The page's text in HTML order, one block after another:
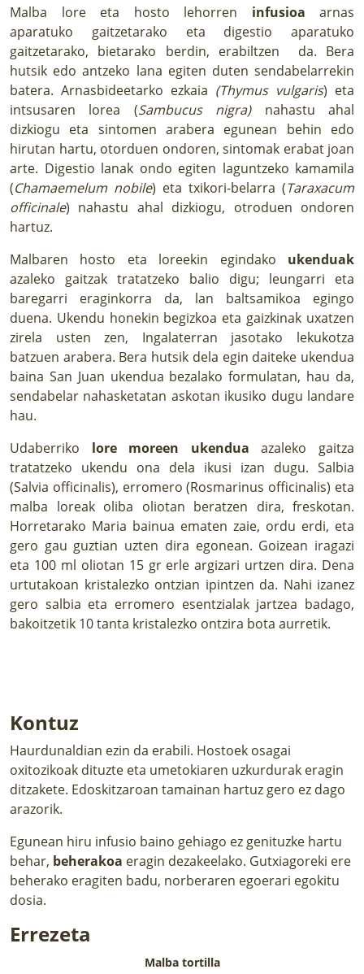
Malba lore eta hosto lehorren infusioa arnas
aparatuko gaitzetarako eta digestio aparatuko
gaitzetarako, bietarako berdin, erabiltzen da. Bera
hutsik edo antzeko lana egiten duten sendabelarrekin
batera. Arnasbideetarko ezkaia (Thymus vulgaris) eta
intsusaren lorea (Sambucus nigra)nahastu ahal
dizkiogu eta sintomen arabera egunean behin edo
hirutan hartu, otorduen ondoren, sintomak erabat joan
arte. Digestio lanak ondo egiten laguntzeko kamamila
(Chamaemelum nobile) eta txikori-belarra (Taraxacum
officinale) nahastu ahal dizkiogu, otroduen ondoren
hartuz.
Malbaren hosto eta loreekin egindako ukenduak
azaleko gaitzak tratatzeko balio digu; leungarri eta
baregarri eraginkorra da, lan baltsamikoa egingo
duena. Ukendu honekin begizkoa eta gaizkinak uxatzen
zirela usten zen, Ingalaterran jasotako lekukotza
batzuen arabera. Bera hutsik dela egin daiteke ukendua
baina San Juan ukendua bezalako formulatan, hau da,
sendabelar nahasketatan askotan ikusiko dugu landare
hau.
Udaberriko lore moreen ukendua azaleko gaitza
tratatzeko ukendu ona dela ikusi izan dugu. Salbia
(Salvia officinalis), erromero (Rosmarinus officinalis) eta
malba loreak oliba oliotan beratzen dira, freskotan.
Horretarako Maria bainua ematen zaie, ordu erdi, eta
gero gau guztian uzten dira egonean. Goizean iragazi
eta 100 ml oliotan 15 gr erle argizari urtzen dira. Dena
urtutakoan kristalezko ontzian ipintzen da. Nahi izanez
gero salbia eta erromero esentzialak jartzea badago,
bakoitzetik 10 tanta kristalezko ontzira bota aurretik.
Kontuz
Haurdunaldian ezin da erabili. Hostoek osagai
oxitozikoak dituzte eta umetokiaren uzkurdurak eragin
ditzakete. Edoskitzaroan tamainan hartuz gero ez dago
arazorik.
Egunean hiru infusio baino gehiago ez genituzke hartu
behar, beherakoa eragin dezakeelako. Gutxiagoreki ere
beherako eragiten badu, norberaren egoerari egokitu
dosia.
Errezeta
Malba tortilla